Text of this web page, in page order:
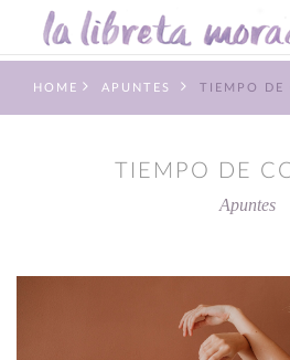
HOME APUNTES TIEMPO DE
TIEMPO DE
Apuntes